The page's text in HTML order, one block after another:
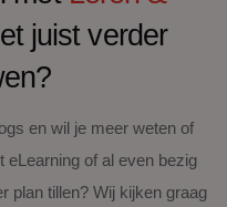
juist verder
en wil je meer weten of
eLearning of al even bezig
plan tillen? Wij kijken graag